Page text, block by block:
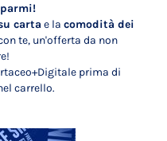
carta e la comodità dei
te, un'offerta da non
prima di
carrello.